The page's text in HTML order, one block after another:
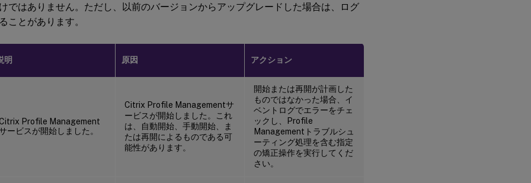
ではありません。ただし、以前のバージョンからアップグレードした場合は、ログ
ことがあります。
明 原因 アクション
Profile Management
ービスが開始しました。
Citrix Profile Managementサ
ービスが開始しました。これ
は、自動開始、手動開始、ま
たは再開によるものである可
能性があります。
開始または再開が計画した
ものではなかった場合、イ
ベントログでエラーをチェ
ックし、Profile
Managementトラブルシュ
ーティング処理を含む指定
の矯正操作を実行してくだ
さい。